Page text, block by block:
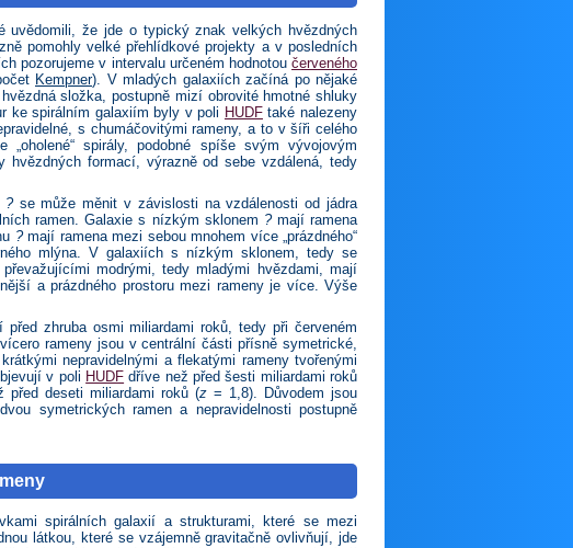
uvědomili, že jde o typický znak velkých hvězdných
pomohly velké přehlídkové projekty a v posledních
pozorujeme v intervalu určeném hodnotoučerveného
Kempner). V mladých galaxiích začíná po nějaké
složka, postupně mizí obrovité hmotné shluky
ke spirálním galaxiím byly v poli HUDFtaké nalezeny
s chumáčovitými rameny, a to v šíři celého
spirály, podobné spíše svým vývojovým
hvězdných formací, výrazně od sebe vzdálená, tedy
?se může měnit v závislosti na vzdálenosti od jádra
ramen. Galaxie s nízkým sklonem ?mají ramena
?mají ramena mezi sebou mnohem více „prázdného“
mlýna. V galaxiích s nízkým sklonem, tedy se
modrými, tedy mladými hvězdami, mají
a prázdného prostoru mezi rameny je více. Výše
zhruba osmi miliardami roků, tedy při červeném
rameny jsou v centrální části přísně symetrické,
nepravidelnými a flekatými rameny tvořenými
v poli HUDF dříve než před šesti miliardami roků
před deseti miliardami roků (z = 1,8). Důvodem jsou
symetrických ramen a nepravidelnosti postupně
spirálních galaxií a strukturami, které se mezi
látkou, které se vzájemně gravitačně ovlivňují, jde